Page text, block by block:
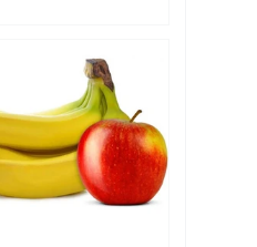
sokak számára
és feltöltődést